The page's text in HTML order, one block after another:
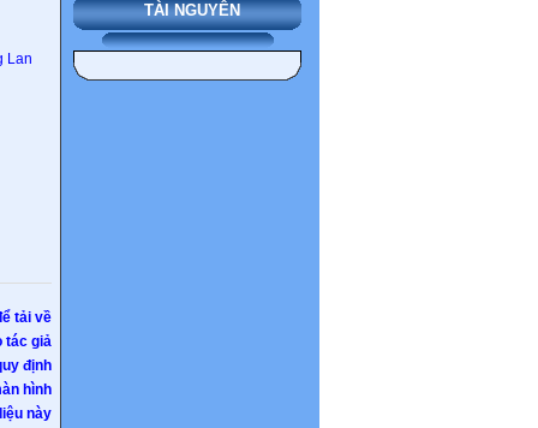
TÀI NGUYÊN
Lan
tải về
tác giả
định
hình
này